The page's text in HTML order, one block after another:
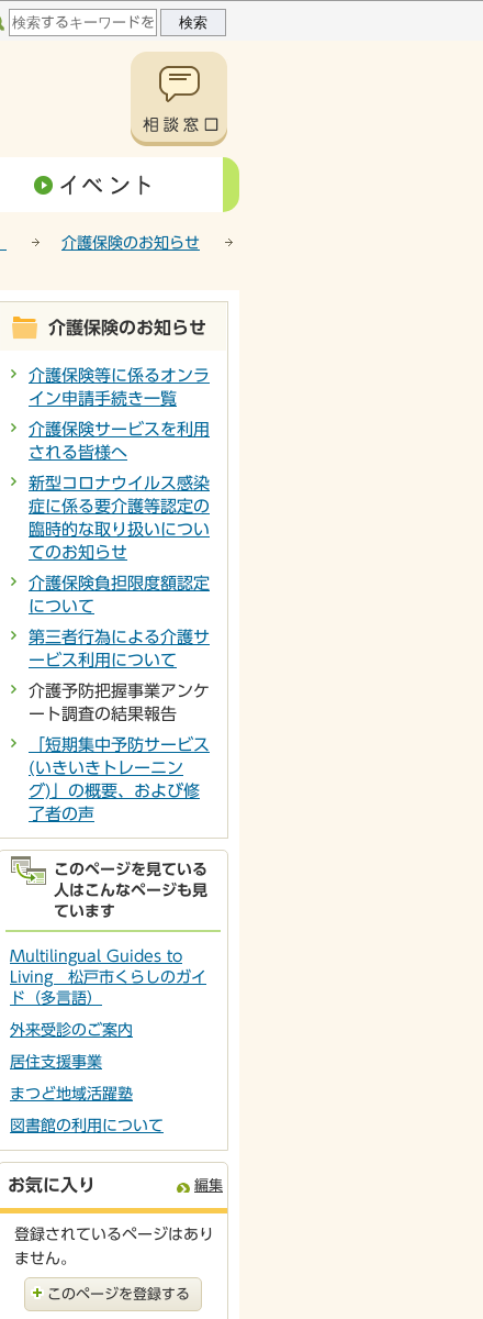
介護保険のお知らせ
介護保険のお知らせ
介護保険等に係るオンラ
イン申請手続き一覧
介護保険サービスを利用
される皆様へ
新型コロナウイルス感染
症に係る要介護等認定の
臨時的な取り扱いについ
てのお知らせ
介護保険負担限度額認定
について
第三者行為による介護サ
ービス利用について
介護予防把握事業アンケ
ート調査の結果報告
「短期集中予防サービス
(いきいきトレーニン
グ)」の概要、および修
了者の声
このページを見ている
人はこんなページも見
ています
Multilingual Guides to
Living 松戸市くらしのガイ
ド（多言語）
外来受診のご案内
居住支援事業
まつど地域活躍塾
図書館の利用について
お気に入り 編集
登録されているページはあり
ません。
このページを登録する